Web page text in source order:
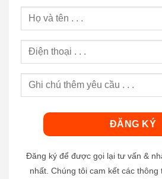
Đăng ký để được gọi lại tư vấn &
nhất. Chúng tôi cam kết các